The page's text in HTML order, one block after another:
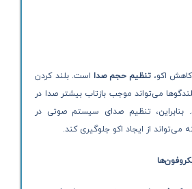
کاهش اکو،تنظیم حجم صدا است. بلند کردن
می‌تواند موجب بازتاب بیشتر صدا در
بنابراین، تنظیم صدای سیستم صوتی در
از ایجاد اکو جلوگیری کند.